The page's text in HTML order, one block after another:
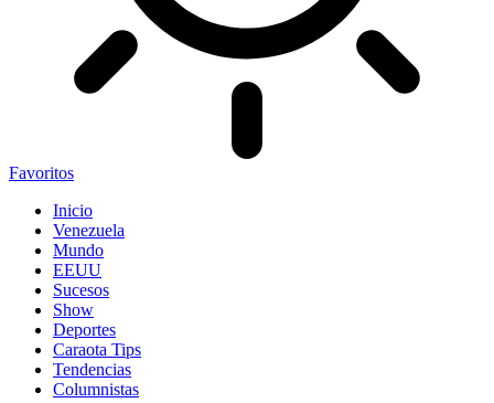
Favoritos
Inicio
Venezuela
Mundo
EEUU
Sucesos
Show
Deportes
Caraota Tips
Tendencias
Columnistas